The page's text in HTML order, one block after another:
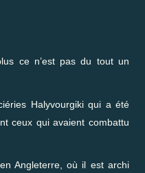
ce n’est pas du tout un
Halyvourgiki qui a été
ceux qui avaient combattu
Angleterre, où il est archi